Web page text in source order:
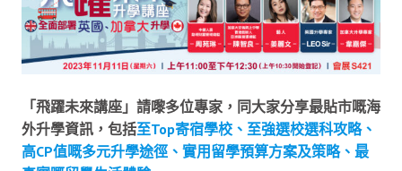
「飛躍未來講座」請嚟多位專家，同大家分享最貼市嘅海
外升學資訊，包括至Top寄宿學校、至強選校選科攻略、
高CP值嘅多元升學途徑、實用留學預算方案及策略、最